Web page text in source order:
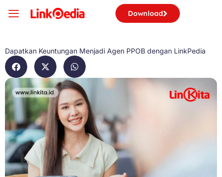
Download
Dapatkan Keuntungan Menjadi Agen PPOB dengan LinkPedia